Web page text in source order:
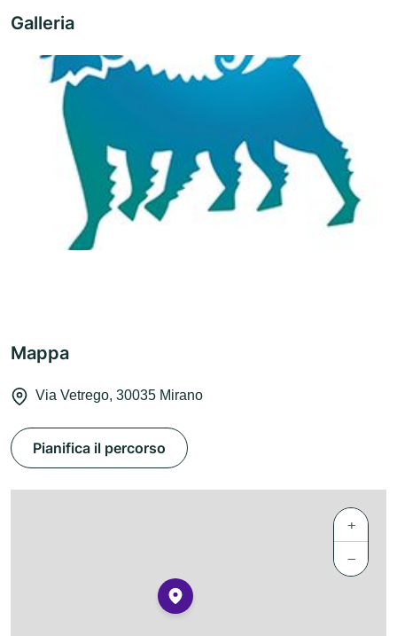
Galleria
Mappa
Via Vetrego, 30035 Mirano
Pianifica il percorso
+
−